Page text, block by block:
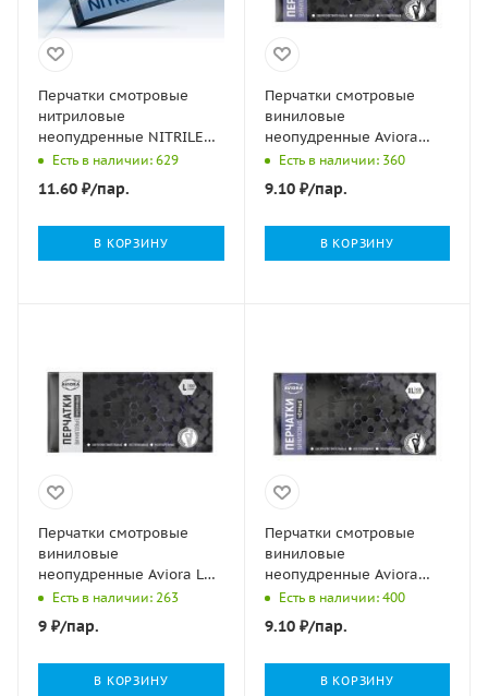
Перчатки смотровые
нитриловые
неопудренные NITRILE
OPTIMA голубые M
50/1000
Есть в наличии: 629
11.60 ₽/пар.
В КОРЗИНУ
Перчатки смотровые
виниловые
неопудренные Aviora
черные M 4,5гр 50/500
Есть в наличии: 360
9.10₽/пар.
В КОРЗИНУ
Перчатки смотровые
виниловые
неопудренные Aviora L
4,5гр 50/500
Есть в наличии: 263
9 ₽/пар.
В КОРЗИНУ
Перчатки смотровые
виниловые
неопудренные Aviora
черные XL 4,5гр 50/500
Есть в наличии: 400
9.10₽/пар.
В КОРЗИНУ